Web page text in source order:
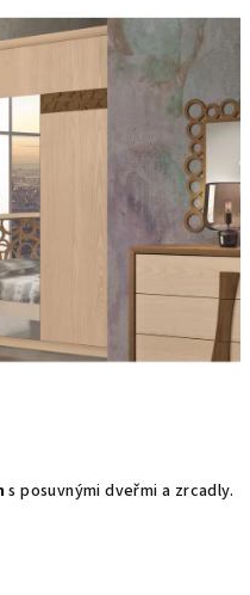
s posuvnými dveřmi a zrcadly.